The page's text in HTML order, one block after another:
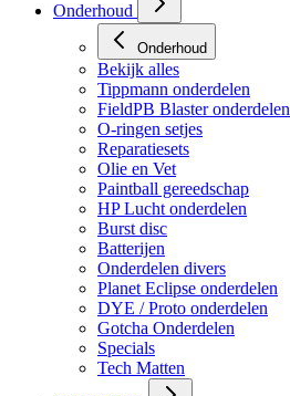
Onderhoud
Onderhoud
Bekijk alles
Tippmann onderdelen
FieldPB Blaster onderdelen
O-ringen setjes
Reparatiesets
Olie en Vet
Paintball gereedschap
HP Lucht onderdelen
Burst disc
Batterijen
Onderdelen divers
Planet Eclipse onderdelen
DYE / Proto onderdelen
Gotcha Onderdelen
Specials
Tech Matten